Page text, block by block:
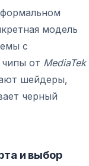
модель
с
от MediaTek
шейдеры,
черный
и выбор